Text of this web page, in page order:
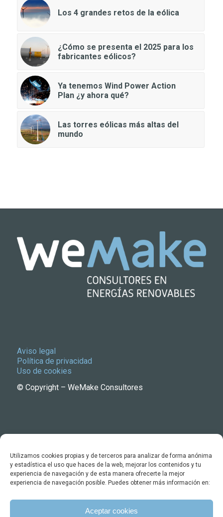
Utilizamos cookies propias y de terceros para analizar de forma anónima
y estadística el uso que haces de la web, mejorar los contenidos y tu
experiencia de navegación y de esta manera ofrecerte la mejor
experiencia de navegación posible. Puedes obtener más información en:
Aceptar cookies
Los 4 grandes retos de la eólica
¿Cómo se presenta el 2025 para los
fabricantes eólicos?
Ya tenemos Wind Power Action
Plan ¿y ahora qué?
Las torres eólicas más altas del
mundo
Aviso legal
Política de privacidad
Uso de cookies
© Copyright – WeMake Consultores
+34 699 440 841
info@wemakeconsultores.com